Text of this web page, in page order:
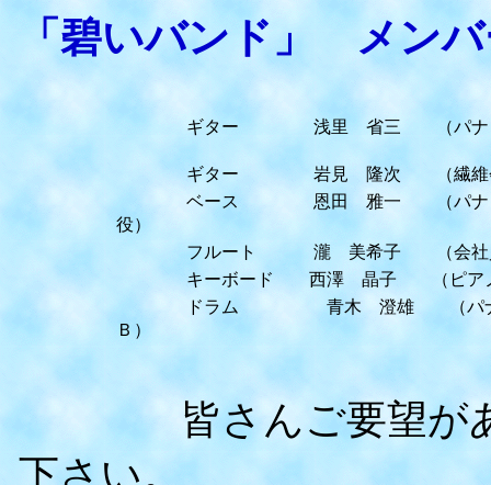
「碧いバンド」 メンバ
ギター 浅里 省三 （パナソ
ギター 岩見 隆次 （繊維
ベース 恩田 雅一 （パナソ
役）
フルート 瀧 美希子 （会社
キーボード 西澤 晶子 （
ドラム 青木 澄雄 （パナソ
Ｂ）
皆さんご要望があり
下さい。